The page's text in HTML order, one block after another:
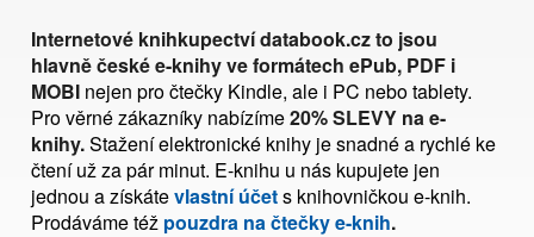
Internetové knihkupectví databook.cz to jsou
hlavně české e-knihy ve formátech ePub, PDF i
MOBI nejen pro čtečky Kindle, ale i PC nebo tablety.
Pro věrné zákazníky nabízíme20% SLEVY na e-
knihy.Stažení elektronické knihy je snadné a rychlé ke
čtení už za pár minut. E-knihu u nás kupujete jen
jednou a získátevlastní účets knihovničkou e-knih.
Prodáváme též pouzdra na čtečky e-knih.